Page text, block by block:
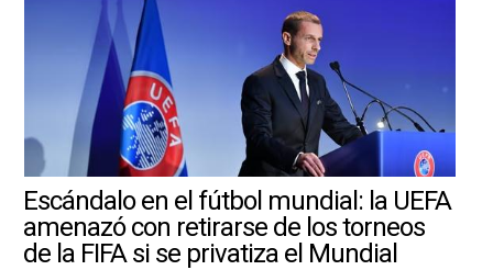
Escándalo en el fútbol mundial: la UEFA
amenazó con retirarse de los torneos
de la FIFA si se privatiza el Mundial